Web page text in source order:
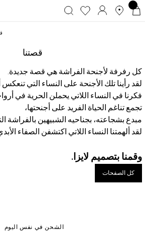
قصتنا
كل رفرفة لأجنحة الفراشة هي قصة جديدة.
لقد رأينا تلك الأجنحة على النساء التي تنعكس
فكرنا في النساء اللاتي يحملن الحرية في
تجمع تناغم الحياة الفريد على أجنحتها،
مبدع بشجاعته، بجناحيه الشبيهين بالفراشة
لقد ألهمتنا النساء اللاتي اكتشفن الصفاء
وقمنا بتصميم لايزا.
كل الصفحات
الشحن في نفس اليوم